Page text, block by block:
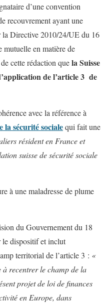
d’une convention
recouvrement ayant une
la Directive 2010/24/UE du 16
mutuelle en matière de
cette rédaction quela Suisse
de l’article 3 de
avec la référence à
sécurité socialequi fait une
résident en France et
suisse de sécurité sociale
à une maladresse de plume
du Gouvernement du 18
le dispositif et inclut
territorial de l’article 3 : «
à recentrer le champ de la
projet de loi de finances
en Europe, dans